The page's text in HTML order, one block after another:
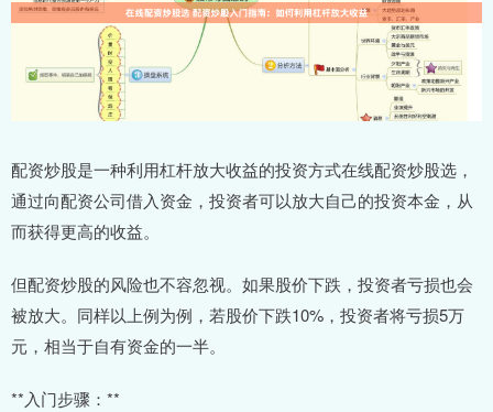
配资炒股是一种利用杠杆放大收益的投资方式在线配资炒股选，
通过向配资公司借入资金，投资者可以放大自己的投资本金，从
而获得更高的收益。
但配资炒股的风险也不容忽视。如果股价下跌，投资者亏损也会
被放大。同样以上例为例，若股价下跌10%，投资者将亏损5万
元，相当于自有资金的一半。
**入门步骤：**